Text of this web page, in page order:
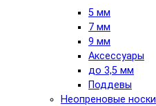
5 мм
7 мм
9 мм
Аксессуары
до 3,5 мм
Поддевы
Неопреновые носки